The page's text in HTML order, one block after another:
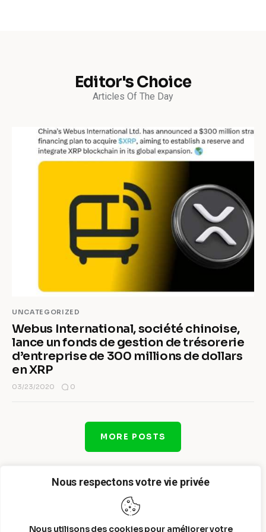
Nous respectons votre vie privée
Nous utilisons des cookies pour améliorer votre
Editor's Choice
Articles Of The Day
UNCATEGORIZED
Webus International, société chinoise,
lance un fonds de gestion de trésorerie
d’entreprise de 300 millions de dollars
en XRP
03/23/2020 0
MORE POSTS